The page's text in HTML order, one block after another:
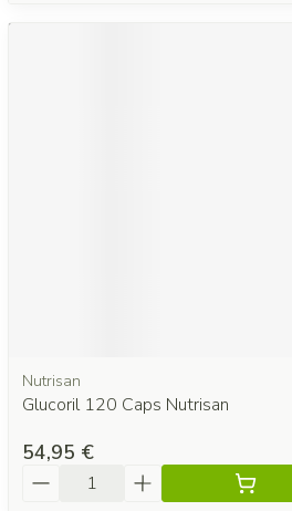
Nutrisan
Glucoril 120 Caps Nutrisan
54,95 €
Quantité